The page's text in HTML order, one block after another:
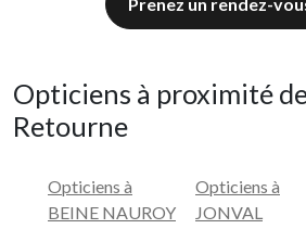
Opticiens à proximité
Retourne
Opticiens à
BEINE NAUROY
Opticiens à
JONVAL